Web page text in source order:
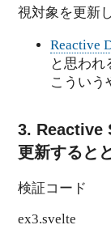
視対象を更新
Reactive
と思われ
こういう
3. Reactive
更新すると
検証コード
ex3.svelte